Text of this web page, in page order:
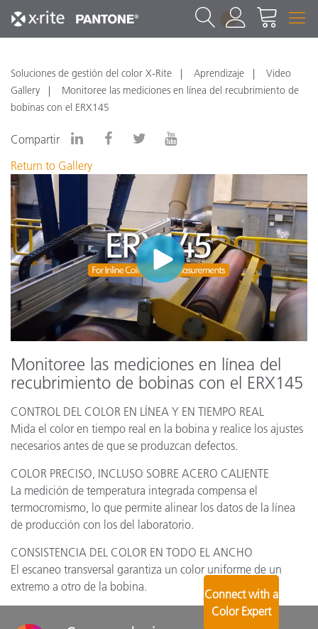
1
Soluciones de gestión del color X-Rite Aprendizaje
Video
Gallery
Monitoree las mediciones en línea del recubrimiento de
bobinas con el ERX145
Compartir
Return to Gallery
Monitoree las mediciones en línea del
recubrimiento de bobinas con el ERX145
CONTROL DEL COLOR EN LÍNEA Y EN TIEMPO REAL
Mida el color en tiempo real en la bobina y realice los ajustes
necesarios antes de que se produzcan defectos.
COLOR PRECISO, INCLUSO SOBRE ACERO CALIENTE
La medición de temperatura integrada compensa el
termocromismo, lo que permite alinear los datos de la línea
de producción con los del laboratorio.
CONSISTENCIA DEL COLOR EN TODO EL ANCHO
El escaneo transversal garantiza un color uniforme de un
extremo a otro de la bobina.
Connect with a
Color Expert